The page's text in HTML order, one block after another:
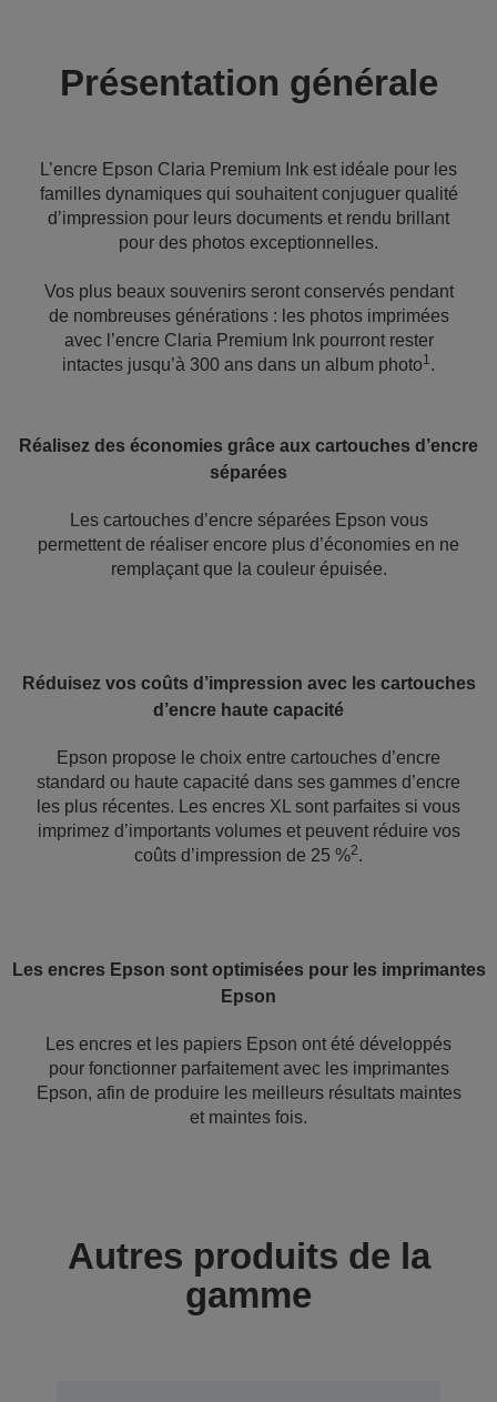
Présentation générale
L’encre Epson Claria Premium Ink est idéale pour les
familles dynamiques qui souhaitent conjuguer qualité
d’impression pour leurs documents et rendu brillant
pour des photos exceptionnelles.
Vos plus beaux souvenirs seront conservés pendant
de nombreuses générations : les photos imprimées
avec l’encre Claria Premium Ink pourront rester
intactes jusqu’à 300 ans dans un album photo1.
Réalisez des économies grâce aux cartouches d’encre
séparées
Les cartouches d’encre séparées Epson vous
permettent de réaliser encore plus d’économies en ne
remplaçant que la couleur épuisée.
Réduisez vos coûts d’impression avec les cartouches
d’encre haute capacité
Epson propose le choix entre cartouches d’encre
standard ou haute capacité dans ses gammes d’encre
les plus récentes. Les encres XL sont parfaites si vous
imprimez d’importants volumes et peuvent réduire vos
coûts d’impression de 25 %2.
Les encres Epson sont optimisées pour les imprimantes
Epson
Les encres et les papiers Epson ont été développés
pour fonctionner parfaitement avec les imprimantes
Epson, afin de produire les meilleurs résultats maintes
et maintes fois.
Autres produits de la
gamme